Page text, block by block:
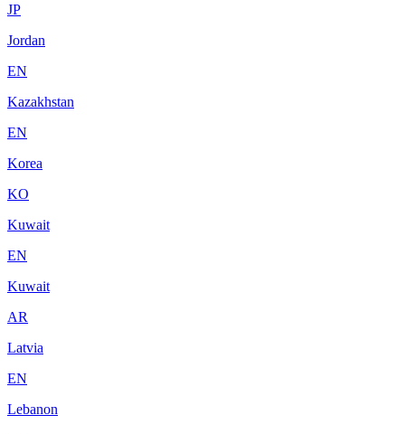
JP
Jordan
EN
Kazakhstan
EN
Korea
KO
Kuwait
EN
Kuwait
AR
Latvia
EN
Lebanon